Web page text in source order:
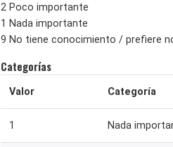
2 Poco importante
1 Nada importante
9 No tiene conocimiento / prefiere
Categorías
Valor Categoría
1 Nada